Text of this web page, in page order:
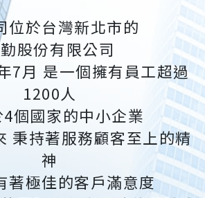
位於台灣新北市的
股份有限公司
7月 是一個擁有員工超過
1200人
個國家的中小企業
秉持著服務顧客至上的精
神
著極佳的客戶滿意度